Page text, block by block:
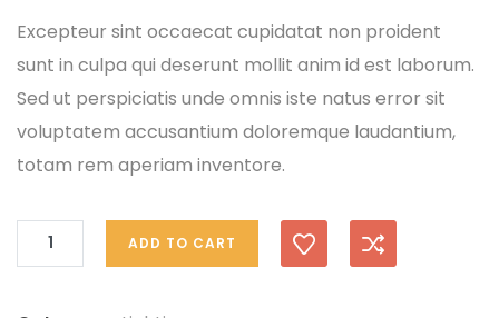
customer
ratings
Excepteur sint occaecat cupidatat non proident
sunt in culpa qui deserunt mollit anim id est laborum.
Sed ut perspiciatis unde omnis iste natus error sit
voluptatem accusantium doloremque laudantium,
totam rem aperiam inventore.
ADD TO CART